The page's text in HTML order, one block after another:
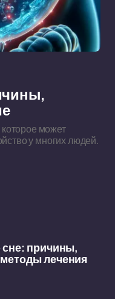
может
у многих людей.
сне: причины,
лечения